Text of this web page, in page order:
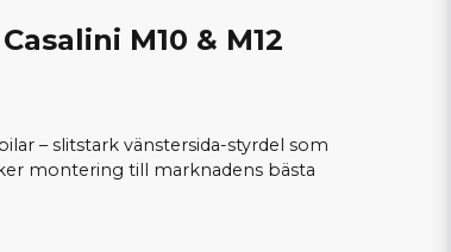
M10 & M12
– slitstark vänstersida-styrdel som
montering till marknadens bästa